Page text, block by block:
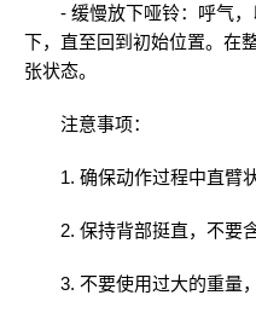
- 缓慢放下哑铃：呼气
下，直至回到初始位置。在
张状态。
注意事项：
1. 确保动作过程中直臂
2. 保持背部挺直，不要
3. 不要使用过大的重量